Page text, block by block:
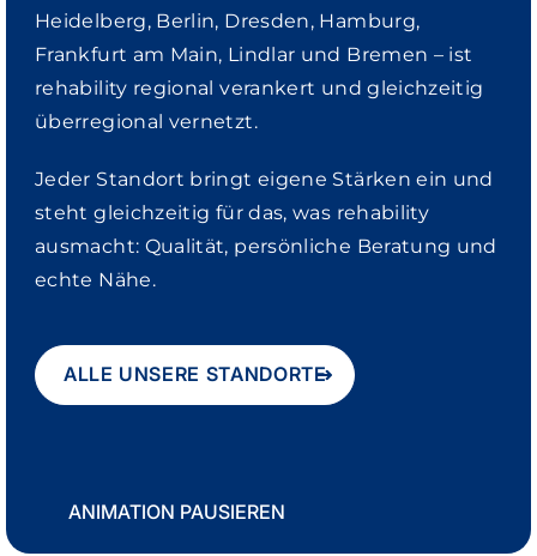
Heidelberg, Berlin, Dresden, Hamburg,
Frankfurt am Main, Lindlar und Bremen – ist
rehability regional verankert und gleichzeitig
überregional vernetzt.
Jeder Standort bringt eigene Stärken ein und
steht gleichzeitig für das, was rehability
ausmacht: Qualität, persönliche Beratung und
echte Nähe.
ALLE UNSERE STANDORTE
ANIMATION PAUSIEREN